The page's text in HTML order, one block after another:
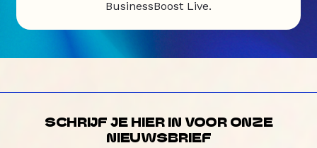
BusinessBoost Live.
SCHRIJF JE HIER IN VOOR ONZE
NIEUWSBRIEF